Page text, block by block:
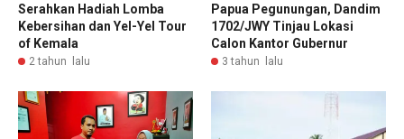
Serahkan Hadiah Lomba
Kebersihan dan Yel-Yel Tour
of Kemala
2 tahun lalu
Papua Pegunungan, Dandim
1702/JWY Tinjau Lokasi
Calon Kantor Gubernur
3 tahun lalu